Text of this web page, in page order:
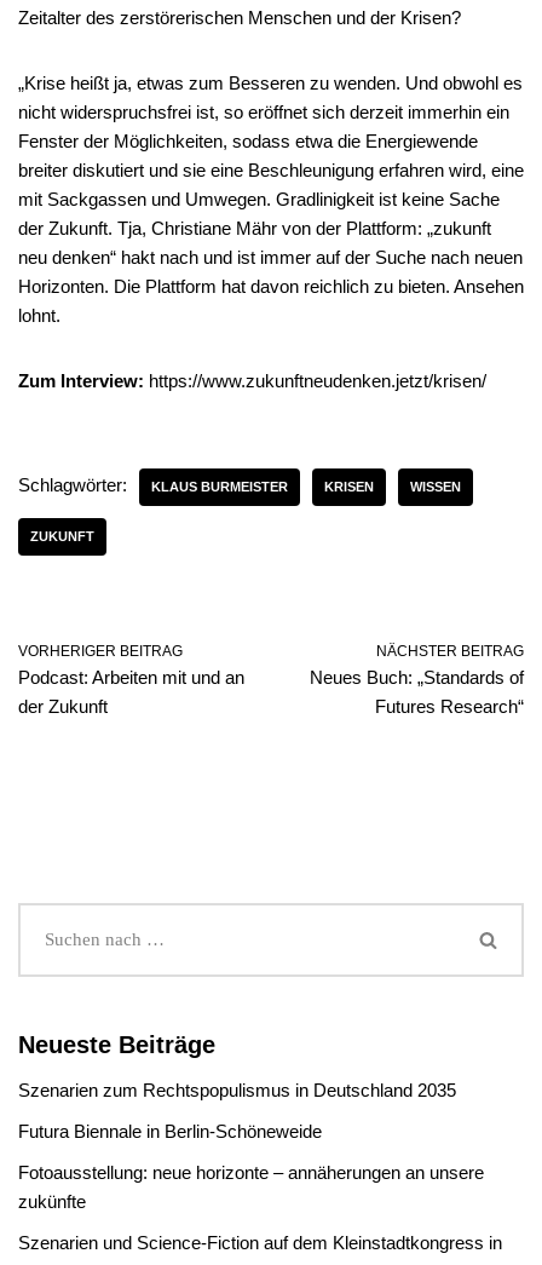
Zeitalter des zerstörerischen Menschen und der Krisen?
„Krise heißt ja, etwas zum Besseren zu wenden. Und obwohl es
nicht widerspruchsfrei ist, so eröffnet sich derzeit immerhin ein
Fenster der Möglichkeiten, sodass etwa die Energiewende
breiter diskutiert und sie eine Beschleunigung erfahren wird, eine
mit Sackgassen und Umwegen. Gradlinigkeit ist keine Sache
der Zukunft. Tja, Christiane Mähr von der Plattform: „zukunft
neu denken“ hakt nach und ist immer auf der Suche nach neuen
Horizonten. Die Plattform hat davon reichlich zu bieten. Ansehen
lohnt.
Zum Interview: https://www.zukunftneudenken.jetzt/krisen/
Schlagwörter: KLAUS BURMEISTER KRISEN WISSEN
ZUKUNFT
VORHERIGER BEITRAG
Podcast: Arbeiten mit und an
der Zukunft
NÄCHSTER BEITRAG
Neues Buch: „Standards of
Futures Research“
Neueste Beiträge
Szenarien zum Rechtspopulismus in Deutschland 2035
Futura Biennale in Berlin-Schöneweide
Fotoausstellung: neue horizonte – annäherungen an unsere
zukünfte
Szenarien und Science-Fiction auf dem Kleinstadtkongress in